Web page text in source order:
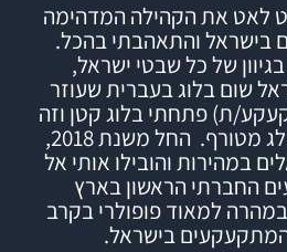
לאט את הקהילה המדהימה
בישראל והתאהבתי בהכל.
של כל שבטי ישראל,
שום בלוג בעברית שעוזר
ת) פתחתיבלוגקטן וזה
מטורף.
החל משנת 2018,
במהירות והובילו אותי אל
החברתי הראשון בארץ
למאוד פופולרי בקרב
בישראל.